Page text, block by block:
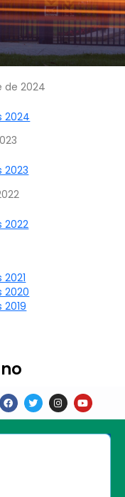
de 2024
2024
2023
2022
2020
2019
F
a
c
b
T
w
i
t
I
n
s
a
Y
o
u
u